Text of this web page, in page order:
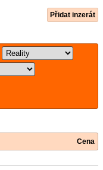
Přidat inzerát
Cena